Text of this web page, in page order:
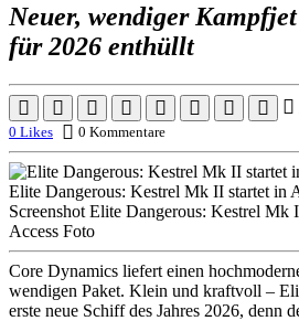
Neuer, wendiger
für 2026 enthüllt
0 Likes
0 Kommentare
Core Dynamics liefert einen
wendigen Paket. Klein und kraftvoll –
erste neue Schiff des Jahres 2026, denn